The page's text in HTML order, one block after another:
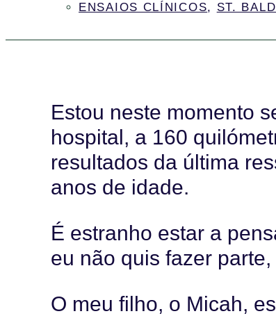
ENSAIOS CLÍNICOS, ST.
Estou neste momento
hospital, a 160
resultados da última
anos de idade.
É estranho estar a
eu não quis fazer
O meu filho, o Micah,